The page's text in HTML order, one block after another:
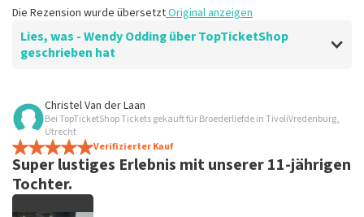
Die Rezension wurde übersetztOriginal anzeigen
Lies, was - Wendy Odding über TopTicketShop
geschrieben hat
Bewertung von - Wendy Odding über
Hat super Spaß gemacht
Die Rezension wurde übersetzt
Christel Van der Laan
Bei TopTicketShop Tickets gekauft für Broederliefde in TivoliVredenburg,
Utrecht
Verifizierter Kauf
Super lustiges Erlebnis mit unserer 11-jährigen
Tochter.